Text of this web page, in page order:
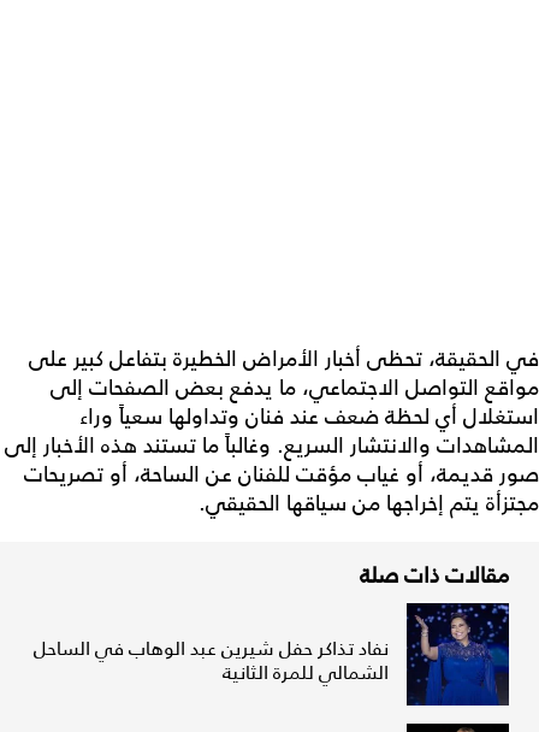
في الحقيقة، تحظى أخبار الأمراض الخطيرة بتفاعل كبير على
مواقع التواصل الاجتماعي، ما يدفع بعض الصفحات إلى
استغلال أي لحظة ضعف عند فنان وتداولها سعياً وراء
المشاهدات والانتشار السريع. وغالباً ما تستند هذه الأخبار إلى
صور قديمة، أو غياب مؤقت للفنان عن الساحة، أو تصريحات
مجتزأة يتم إخراجها من سياقها الحقيقي.
مقالات ذات صلة
نفاد تذاكر حفل شيرين عبد الوهاب في الساحل
الشمالي للمرة الثانية